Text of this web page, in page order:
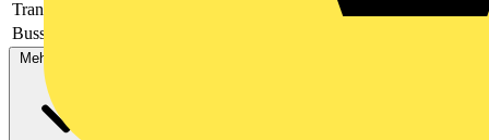
Transparent
Bussystem KNX
Mehr anzeigen